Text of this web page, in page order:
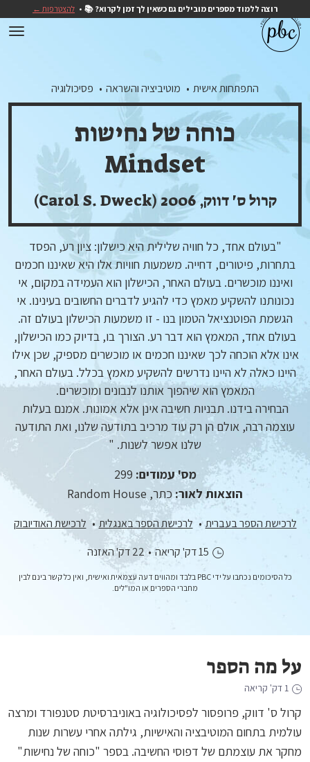
רוצה ללמוד מספרים מובילים גם כשאין לך זמן לקרוא? 📚 להצטרפות ←
התפתחות אישית מוטיביציה והשראה פסיכולוגיה
כוחה של נחישות
Mindset
קרול ס' דווק, 2006 (Carol S. Dweck)
"בעולם אחד, כל חוויה שלילית היא כישלון: ציון רע, הפסד
בתחרות, פיטורים, דחייה. משמעות חוויות אלו היא שאיננו חכמים
ואיננו מוכשרים. בעולם האחר, הכישלון הוא העמידה במקום, אי
נכונותנו להשקיע מאמץ כדי להגיע לדברים החשובים בעינינו. אי
הגשמת הפוטנציאל הטמון בנו - זו משמעות הכישלון בעולם זה.
בעולם אחד, המאמץ הוא דבר רע. הצורך בו, בדיוק כמו הכישלון,
אינו אלא הוכחה לכך שאיננו חכמים או מוכשרים מספיק, שכן אילו
היינו כאלה לא היינו נדרשים להשקיע מאמץ בכלל. בעולם האחר,
המאמץ הוא שיהפוך אותנו לנבונים ומוכשרים.
הבחירה בידנו. תבניות חשיבה אינן אלא אמונות. אמנם בעלות
עוצמה רבה, אולם הן רק עוד מרכיב בתודעה שלנו, ואת התודעה
שלנו אפשר לשנות. "
מס' עמודים:
הוצאות לאור:כתר, Random House
לרכישת הספר בעברית לרכישת הספר באנגלית
לרכישת האודיובוק
• 22 דק' האזנה
כל הסיכומים נכתבו על ידי PBC בלבד ומהווים דעה עצמאית ואישית, ואין כל קשר בינם לבין
מחברי הספרים או המו"לים.
על מה הספר
קרול ס' דווק, פרופסור לפסיכולוגיה באוניברסיטת סטנפורד ומרצה
עולמית בתחום המוטיבציה והאישיות, גילתה אחרי עשרות שנות
מחקר את עוצמתם של דפוסי החשיבה. בספר "כוחה של נחישות"